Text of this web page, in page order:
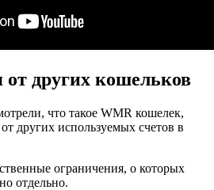
от других кошельков
что такое WMR кошелек,
других используемых счетов в
ограничения, о которых
отдельно.